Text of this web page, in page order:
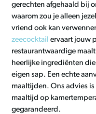
gerechten afgehaald bij
waarom zou je alleen
vriend ook kan
zeecocktail ervaart jouw
restaurantwaardige
heerlijke ingrediënten
eigen sap. Een echte
maaltijden. Ons advies
maaltijd op
gegarandeerd.